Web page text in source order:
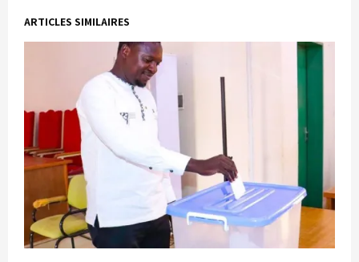
ARTICLES SIMILAIRES